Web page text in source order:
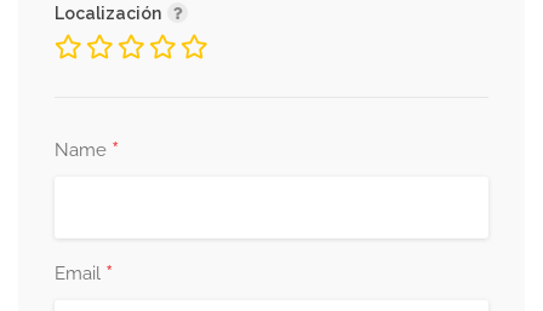
Localización
Name *
Email *